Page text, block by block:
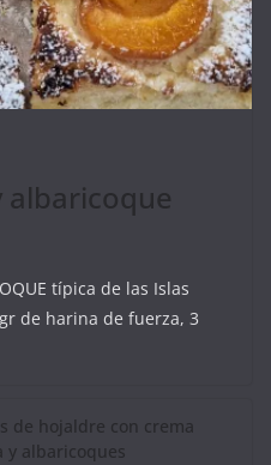
albaricoque
típica de las Islas
de harina de fuerza, 3
de hojaldre con crema
y albaricoques